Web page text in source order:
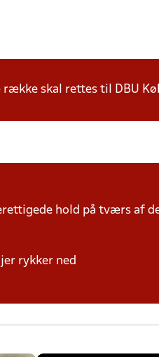
skal rettes til DBU
hold på tværs af
rykker ned